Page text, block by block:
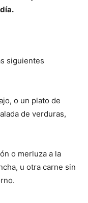
siguientes
o un plato de
de verduras,
o merluza a la
u otra carne sin